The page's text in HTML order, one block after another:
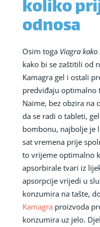
koliko
odnosa
Osim toga Viagra kako
kako bi se zaštitili od
Kamagra gel i ostali
predviđaju optimalno
Naime, bez obzira na
da se radi o tableti,
bombonu, najbolje je
sat vremena prije
to vrijeme optimalno
apsorbirale tvari iz
apsorpcije vrijedi u
konzumira na tašte,
Kamagra proizvoda
konzumira uz jelo.